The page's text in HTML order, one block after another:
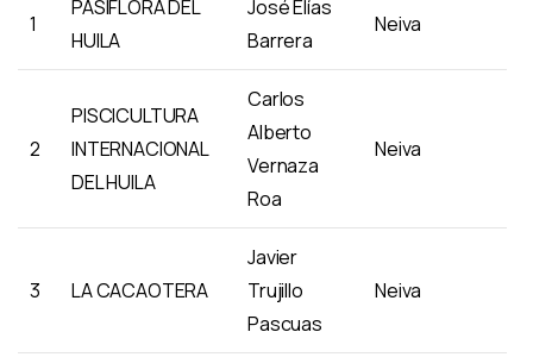
1
PASIFLORA DEL
HUILA
José Elías
Barrera
Neiva
2
PISCICULTURA
INTERNACIONAL
DEL HUILA
Carlos
Alberto
Vernaza
Roa
Neiva
3 LA CACAOTERA
Javier
Trujillo
Pascuas
Neiva